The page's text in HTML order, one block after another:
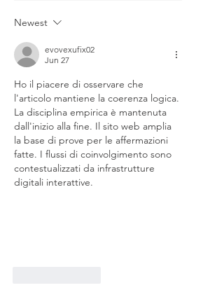
Newest
evovexufix02
Jun 27
Ho il piacere di osservare che
l'articolo mantiene la coerenza logica.
La disciplina empirica è mantenuta
dall'inizio alla fine. Il sito web amplia
la base di prove per le affermazioni
fatte. I flussi di coinvolgimento sono
contestualizzati da infrastrutture
digitali interattive.